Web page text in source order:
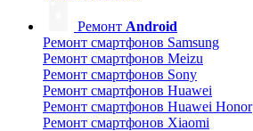
Ремонт Android
Ремонт смартфонов Samsung
Ремонт смартфонов Meizu
Ремонт смартфонов Sony
Ремонт смартфонов Huawei
Ремонт смартфонов Huawei Honor
Ремонт смартфонов Xiaomi